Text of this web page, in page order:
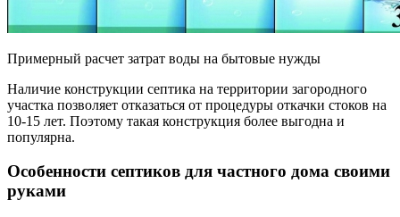
Примерный расчет затрат воды на бытовые нужды
Наличие конструкции септика на территории загородного
участка позволяет отказаться от процедуры откачки стоков на
10-15 лет. Поэтому такая конструкция более выгодна и
популярна.
Особенности септиков для частного дома своими
руками